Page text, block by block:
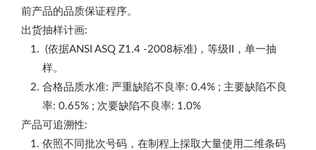
前产品的品质保证程序。
出货抽样计画:
(依据ANSI ASQ Z1.4 -2008标准)，等级II，单一抽
样。
合格品质水准: 严重缺陷不良率: 0.4% ; 主要缺陷不良
率: 0.65% ; 次要缺陷不良率: 1.0%
产品可追溯性:
依照不同批次号码，在制程上採取大量使用二维条码